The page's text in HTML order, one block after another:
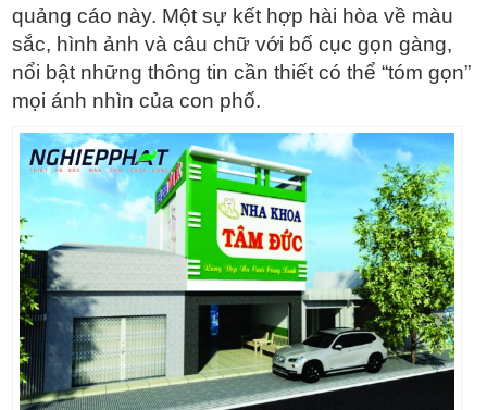
quảng cáo này. Một sự kết hợp hài hòa về màu
sắc, hình ảnh và câu chữ với bố cục gọn gàng,
nổi bật những thông tin cần thiết có thể “tóm gọn”
mọi ánh nhìn của con phố.